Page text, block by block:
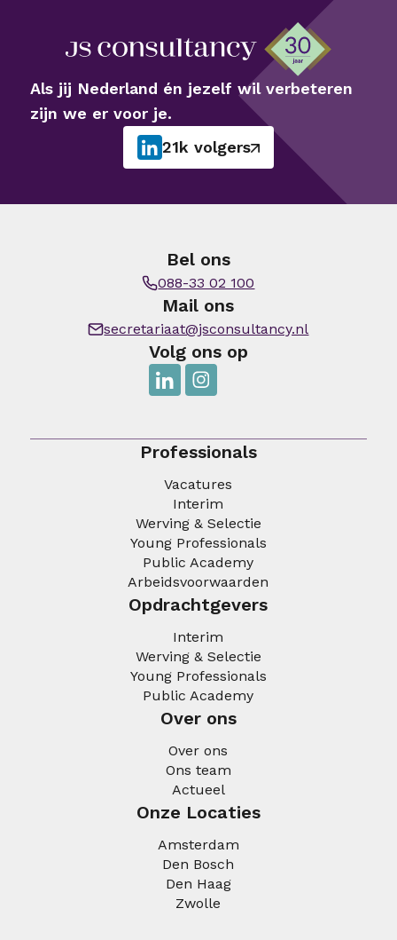
Als jij Nederland én jezelf wil verbeteren
zijn we er voor je.
21k volgers
Professionals
Vacatures
Interim
Werving & Selectie
Young Professionals
Public Academy
Arbeidsvoorwaarden
Opdrachtgevers
Interim
Werving & Selectie
Young Professionals
Public Academy
Over ons
Over ons
Ons team
Actueel
Onze Locaties
Amsterdam
Den Bosch
Den Haag
Zwolle
Bel ons
088-33 02 100
Mail ons
secretariaat@jsconsultancy.nl
Volg ons op